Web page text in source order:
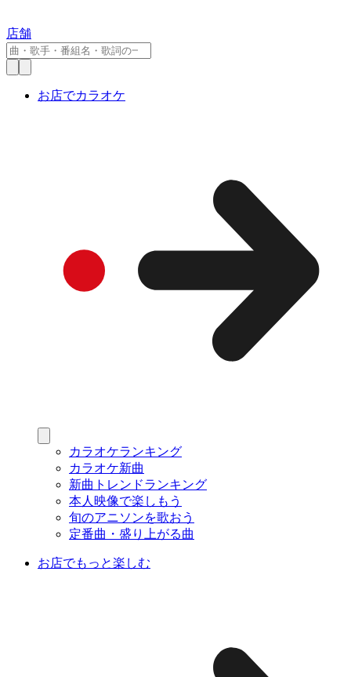
店舗
お店でカラオケ
カラオケランキング
カラオケ新曲
新曲トレンドランキング
本人映像で楽しもう
旬のアニソンを歌おう
定番曲・盛り上がる曲
お店でもっと楽しむ